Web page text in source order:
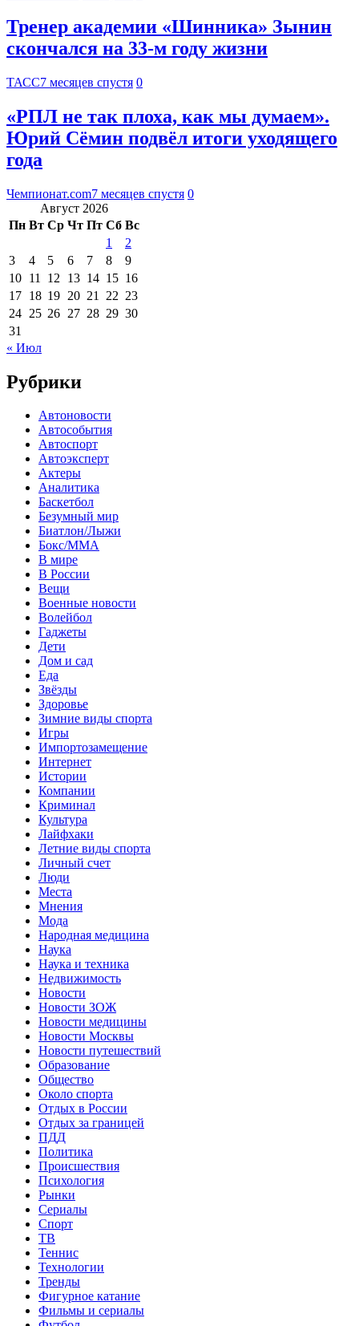
Тренер академии «Шинника» Зынин
скончался на 33-м году жизни
ТАСС7 месяцев спустя 0
«РПЛ не так плоха, как мы думаем».
Юрий Сёмин подвёл итоги уходящего
года
Чемпионат.com7 месяцев спустя 0
Август 2026
Пн Вт Ср Чт Пт Сб Вс
1
2
3
4 5 6 7 8
9
10 11 12 13 14 15 16
17 18 19 20 21 22 23
24 25 26 27 28 29 30
31
« Июл
Рубрики
Автоновости
Автособытия
Автоспорт
Автоэксперт
Актеры
Аналитика
Баскетбол
Безумный мир
Биатлон/Лыжи
Бокс/MMA
В мире
В России
Вещи
Военные новости
Волейбол
Гаджеты
Дети
Дом и сад
Еда
Звёзды
Здоровье
Зимние виды спорта
Игры
Импортозамещение
Интернет
Истории
Компании
Криминал
Культура
Лайфхаки
Летние виды спорта
Личный счет
Люди
Места
Мнения
Мода
Народная медицина
Наука
Наука и техника
Недвижимость
Новости
Новости ЗОЖ
Новости медицины
Новости Москвы
Новости путешествий
Образование
Общество
Около спорта
Отдых в России
Отдых за границей
ПДД
Политика
Происшествия
Психология
Рынки
Сериалы
Спорт
ТВ
Теннис
Технологии
Тренды
Фигурное катание
Фильмы и сериалы